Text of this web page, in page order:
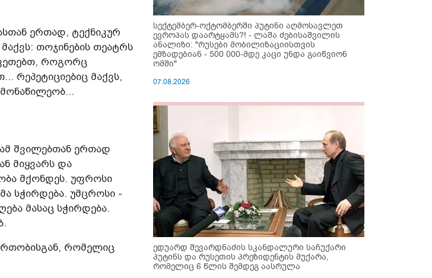
ერთად, ტექნიკურ
თოჯინების თეატრს
როგორც
რეპეტიციებიც მაქვს,
შვილებთან ერთად
მიყვარს და
მქონდეს. უფროსი
სჭირდება. უმცროსი -
მასაც სჭირდება.
რომელიც
სექტემბერ-ოქტომბერში პუტინი აღმოსავლეთ
ევროპას დაარტყამს?! - ლაშა ძებისაშვილის
ანალიზი: "რუსები მობი­ლიზაციისთვის
ემზადებიან - 500 000-მდე კაცი უნდა გაიწვიონ
ომში"
07.08.2026
ედუარდ შევარდნაძის სკანდალური საჩუქარი
პუტინს და რუსეთის პრეზიდენტის მუქარა,
რომელიც 6 წლის შემდეგ აასრულა